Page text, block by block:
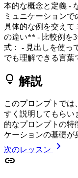
本的な概念と定義 -
ミュニケーション
具体的な例を交えて
の違い** - 比較例を
式： - 見出しを使っ
でも理解できる言葉
lightbulb 解説
このプロンプトで
すく説明してもらい
的なプロンプトの特
ケーションの基礎が
次のレッスン
chevron_right
link